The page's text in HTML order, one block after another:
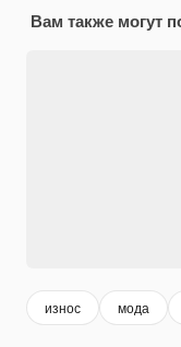
Вам также могут
износ мода